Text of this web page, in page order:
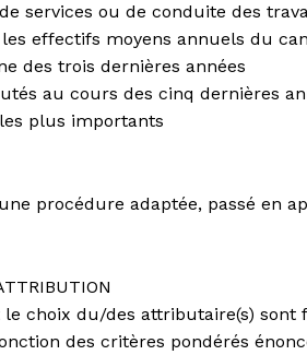
services ou de conduite des
effectifs moyens annuels du
des trois dernières années
au cours des cinq dernières
plus importants
procédure adaptée, passé en
choix du/des attributaire(s)
des critères pondérés